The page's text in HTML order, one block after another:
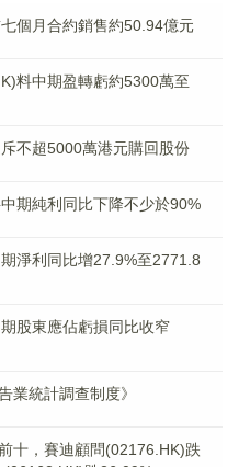
個月合約銷售約50.94億元
料中期盈轉虧約5300萬至
不超5000萬港元購回股份
期純利同比下降不少於90%
淨利同比增27.9%至2771.8
股東應佔虧損同比收窄
業統計調查制度》
十，賽迪顧問(02176.HK)跌